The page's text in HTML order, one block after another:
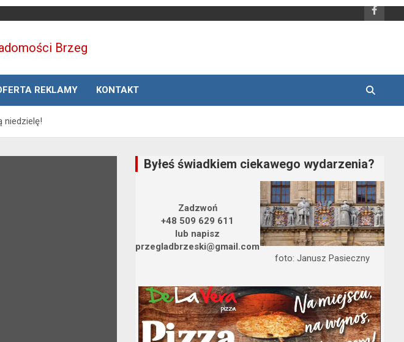
–
REKLAMY KONTAKT
niedzielę!
Byłeś świadkiem ciekawego wydarzenia?
Zadzwoń
+48 509 629 611
lub napisz
przegladbrzeski@gmail.com
foto: Janusz Pasieczny